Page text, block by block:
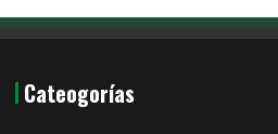
Cateogorías